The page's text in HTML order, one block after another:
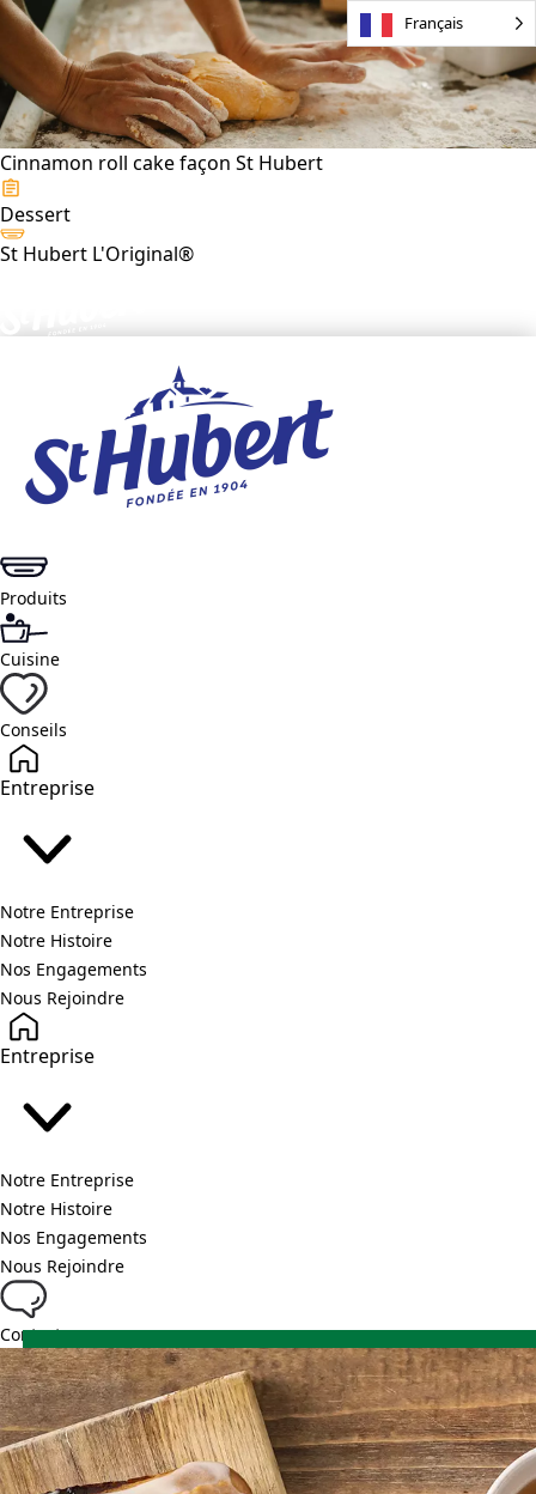
Cinnamon roll cake façon St Hubert
Dessert
St Hubert L'Original®
Produits
Cuisine
Conseils
Entreprise
Notre Entreprise
Notre Histoire
Nos Engagements
Nous Rejoindre
Entreprise
Notre Entreprise
Notre Histoire
Nos Engagements
Nous Rejoindre
Contact
Français